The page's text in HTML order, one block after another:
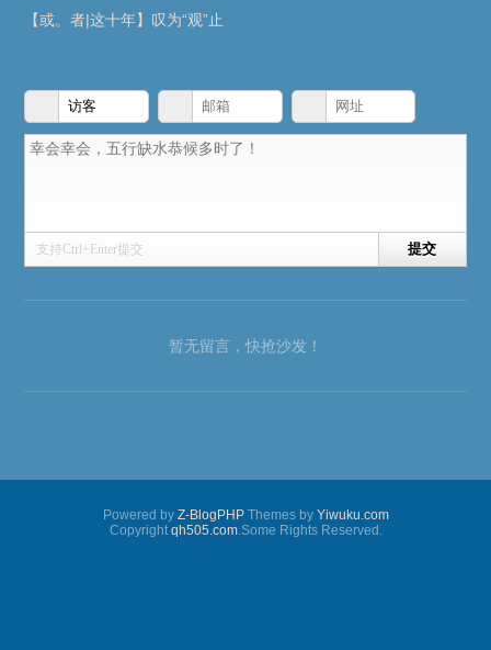
【或。者|这十年】叹为“观”止
支持Ctrl+Enter提交
暂无留言，快抢沙发！
Powered by Z-BlogPHPThemes by Yiwuku.com
Copyright qh505.com.Some Rights Reserved.